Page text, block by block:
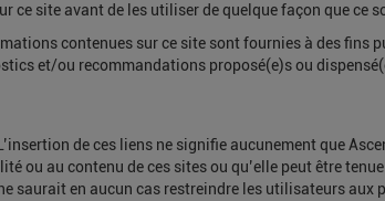
ce site avant de les utiliser de quelque façon que ce
contenues sur ce site sont fournies à des fins
et/ou recommandations proposé(e)s ou
de ces liens ne signifie aucunement que
ou au contenu de ces sites ou qu’elle peut être
saurait en aucun cas restreindre les utilisateurs aux